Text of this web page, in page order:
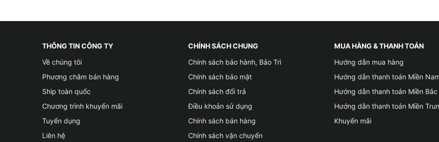
THÔNG TIN CÔNG TY
Về chúng tôi
Phương châm bán hàng
Ship toàn quốc
Chương trình khuyến mãi
Tuyển dụng
Liên hệ
CHÍNH SÁCH CHUNG
Chính sách bảo hành, Bảo Trì
Chính sách bảo mật
Chính sách đổi trả
Điều khoản sử dụng
Chính sách bán hàng
Chính sách vận chuyển
MUA HÀNG & THANH TOÁN
Hướng dẫn mua hàng
Hướng dẫn thanh toán Miền
Hướng dẫn thanh toán Miền Bắc
Hướng dẫn thanh toán Miền
Khuyến mãi